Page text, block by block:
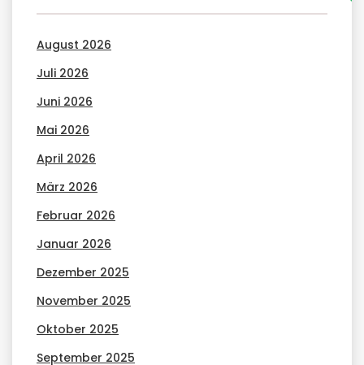
August 2026
Juli 2026
Juni 2026
Mai 2026
April 2026
März 2026
Februar 2026
Januar 2026
Dezember 2025
November 2025
Oktober 2025
September 2025